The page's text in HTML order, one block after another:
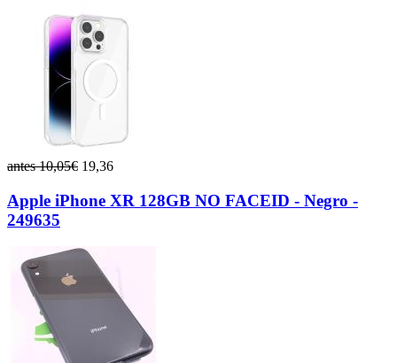
antes 10,05€ 19,36
Apple iPhone XR 128GB NO FACEID - Negro -
249635